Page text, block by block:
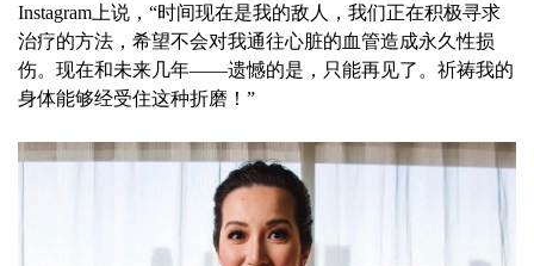
Instagram上说，“时间现在是我的敌人，我们正在积极寻求
治疗的方法，希望不会对我通往心脏的血管造成永久性损
伤。现在和未来几年——遗憾的是，只能再见了。祈祷我的
身体能够经受住这种折磨！”